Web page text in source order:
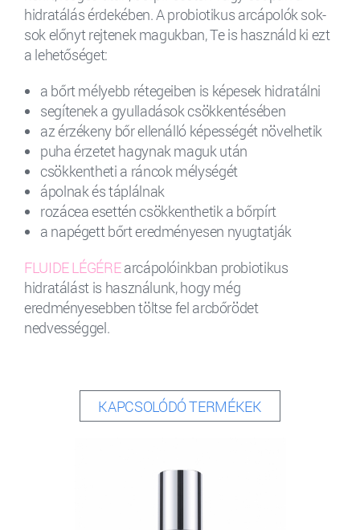
hidratálás érdekében. A probiotikus arcápolók sok-
sok előnyt rejtenek magukban, Te is használd ki ezt
a lehetőséget:
a bőrt mélyebb rétegeiben is képesek hidratálni
segítenek a gyulladások csökkentésében
az érzékeny bőr ellenálló képességét növelhetik
puha érzetet hagynak maguk után
csökkentheti a ráncok mélységét
ápolnak és táplálnak
rozácea esettén csökkenthetik a bőrpírt
a napégett bőrt eredményesen nyugtatják
FLUIDE LÉGÉREarcápolóinkban probiotikus
hidratálást is használunk, hogy még
eredményesebben töltse fel arcbőrödet
nedvességgel.
KAPCSOLÓDÓ TERMÉKEK